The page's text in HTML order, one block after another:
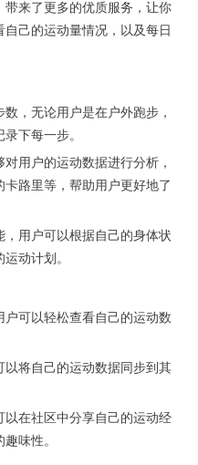
来了更多的优质服务，让你
己的运动量情况，以及每日
，无论用户是在户外跑步，
下每一步。
用户的运动数据进行分析，
路里等，帮助用户更好地了
用户可以根据自己的身体状
动计划。
可以轻松查看自己的运动数
将自己的运动数据同步到其
在社区中分享自己的运动经
味性。